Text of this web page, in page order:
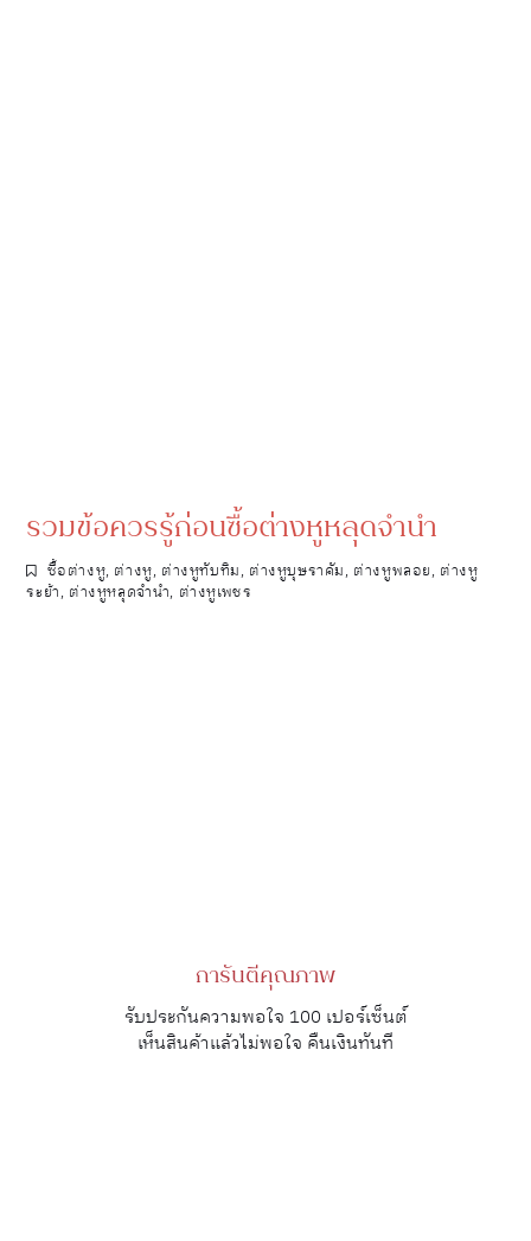
รวมข้อควรรู้ก่อนซื้อต่างหูหลุดจำนำ
ซื้อต่างหู, ต่างหู, ต่างหูทับทิม, ต่างหูบุษราคัม, ต่างหูพลอย, ต่างหู
ระย้า, ต่างหูหลุดจำนำ, ต่างหูเพชร
การันตีคุณภาพ
รับประกันความพอใจ 100 เปอร์เซ็นต์
เห็นสินค้าแล้วไม่พอใจ คืนเงินทันที